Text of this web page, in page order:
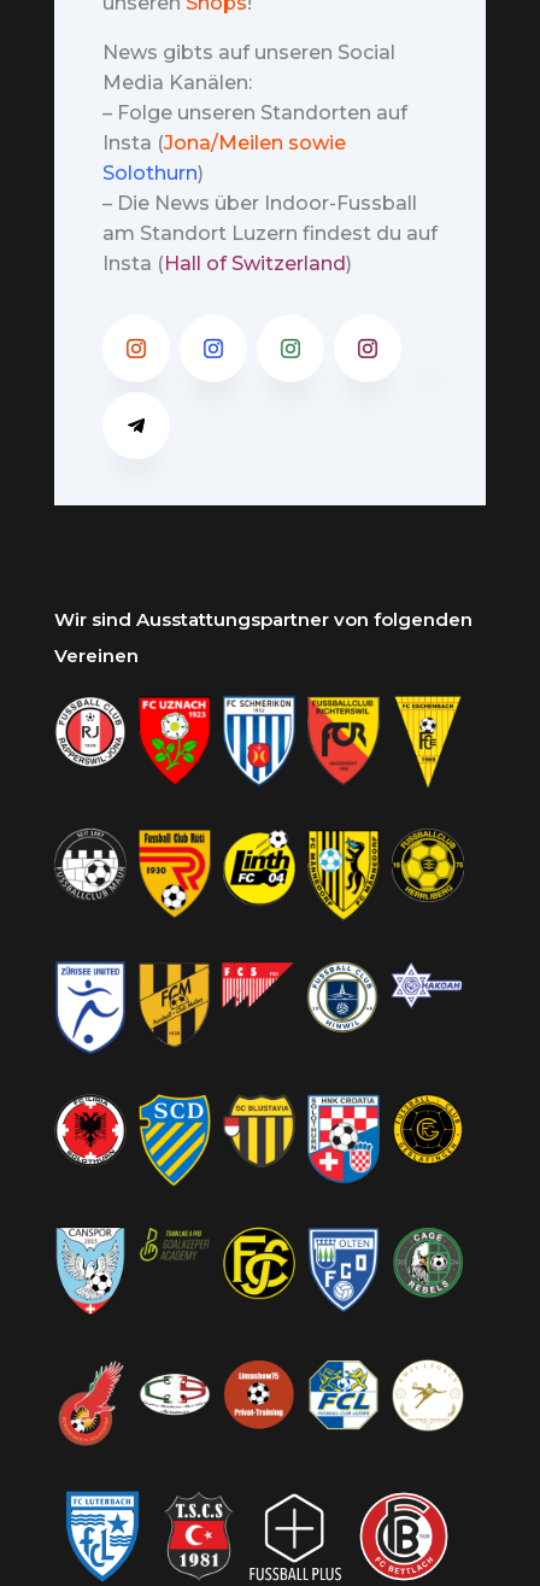
News gibts auf unseren Social
Media Kanälen:
– Folge unseren Standorten auf
Insta (Jona/Meilen sowie
Solothurn)
– Die News über Indoor-Fussball
am Standort Luzern findest du auf
Insta (Hall of Switzerland)
Wir sind Ausstattungspartner von folgenden
Vereinen